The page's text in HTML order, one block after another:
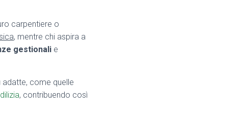
carpentiere o
, mentre chi aspira a
gestionali e
come quelle
, contribuendo così